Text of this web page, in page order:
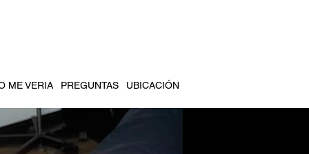
ME VERIA PREGUNTAS UBICACIÓN